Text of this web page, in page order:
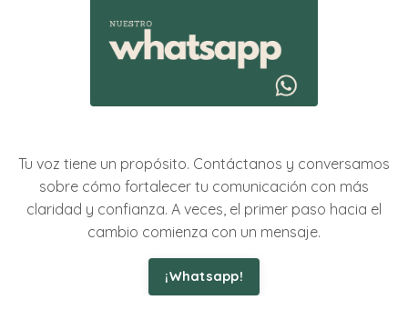
Tu voz tiene un propósito. Contáctanos y conversamos
sobre cómo fortalecer tu comunicación con más
claridad y confianza. A veces, el primer paso hacia el
cambio comienza con un mensaje.
¡Whatsapp!